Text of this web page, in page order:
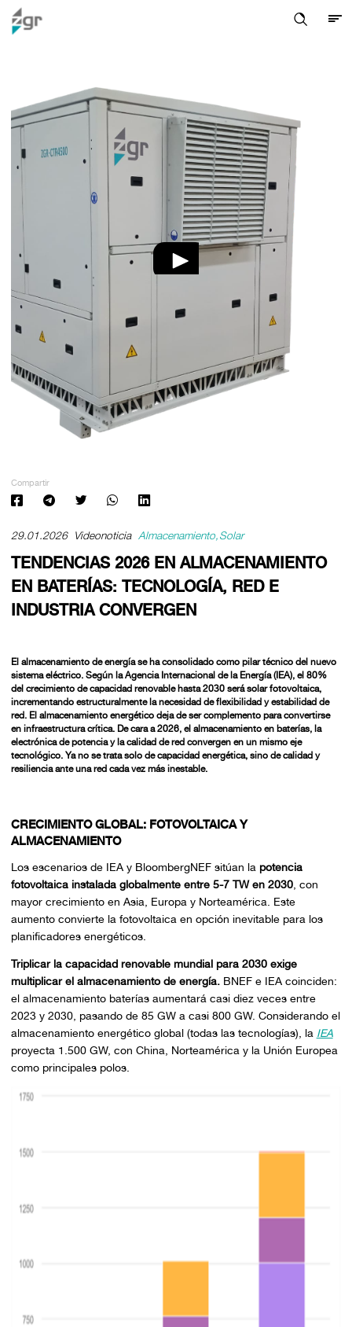
Compartir
29.01.2026 Videonoticia Almacenamiento Solar
TENDENCIAS 2026 EN ALMACENAMIENTO
EN BATERÍAS: TECNOLOGÍA, RED E
INDUSTRIA CONVERGEN
El almacenamiento de energía se ha consolidado como pilar técnico del nuevo
sistema eléctrico. Según la Agencia Internacional de la Energía (IEA), el 80%
del crecimiento de capacidad renovable hasta 2030 será solar fotovoltaica,
incrementando estructuralmente la necesidad de flexibilidad y estabilidad de
red. El almacenamiento energético deja de ser complemento para convertirse
en infraestructura crítica. De cara a 2026, el almacenamiento en baterías, la
electrónica de potencia y la calidad de red convergen en un mismo eje
tecnológico. Ya no se trata solo de capacidad energética, sino de calidad y
resiliencia ante una red cada vez más inestable.
CRECIMIENTO GLOBAL: FOTOVOLTAICA Y
ALMACENAMIENTO
Los escenarios de IEA y BloombergNEF sitúan la potencia
fotovoltaica instalada globalmente entre 5-7 TW en 2030, con
mayor crecimiento en Asia, Europa y Norteamérica. Este
aumento convierte la fotovoltaica en opción inevitable para los
planificadores energéticos.
Triplicar la capacidad renovable mundial para 2030 exige
multiplicar el almacenamiento de energía.BNEF e IEA coinciden:
el almacenamiento baterías aumentará casi diez veces entre
2023 y 2030, pasando de 85 GW a casi 800 GW. Considerando el
almacenamiento energético global (todas las tecnologías), la IEA
proyecta 1.500 GW, con China, Norteamérica y la Unión Europea
como principales polos.